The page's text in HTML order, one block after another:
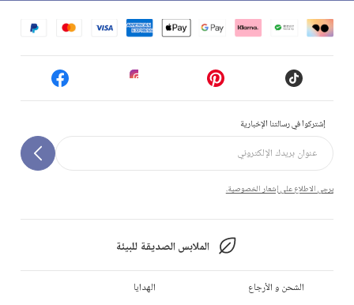
إشتركوا في رسالتنا الإخبارية
يرجى الاطلاع على إشعار الخصوصية.
الملابس الصديقة للبيئة
الشحن و الأرجاع
الهدايا